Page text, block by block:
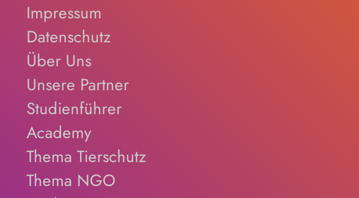
Impressum
Datenschutz
Über Uns
Unsere Partner
Studienführer
Academy
Thema Tierschutz
Thema NGO